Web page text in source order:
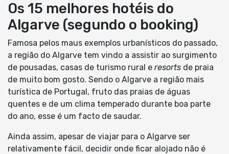
Os 15 melhores hotéis do
Algarve (segundo o booking)
Famosa pelos maus exemplos urbanísticos do passado,
a região do Algarve tem vindo a assistir ao surgimento
de pousadas, casas de turismo rural e resorts de praia
de muito bom gosto. Sendo o Algarve a região mais
turística de Portugal, fruto das praias de águas
quentes e de um clima temperado durante boa parte
do ano, esse é um facto de saudar.
Ainda assim, apesar de viajar para o Algarve ser
relativamente fácil, decidir onde ficar alojado não é